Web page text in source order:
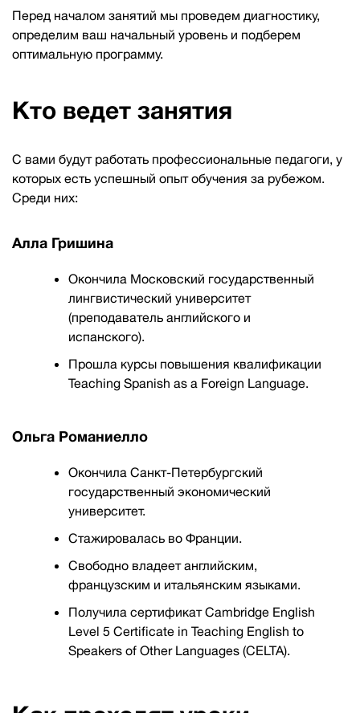
Перед началом занятий мы проведем диагностику,
определим ваш начальный уровень и подберем
оптимальную программу.
Кто ведет занятия
С вами будут работать профессиональные педагоги, у
которых есть успешный опыт обучения за рубежом.
Среди них:
Алла Гришина
Окончила Московский государственный
лингвистический университет
(преподаватель английского и
испанского).
Прошла курсы повышения квалификации
Teaching Spanish as a Foreign Language.
Ольга Романиелло
Окончила Санкт-Петербургский
государственный экономический
университет.
Стажировалась во Франции.
Свободно владеет английским,
французским и итальянским языками.
Получила сертификат Cambridge English
Level 5 Certificate in Teaching English to
Speakers of Other Languages (CELTA).